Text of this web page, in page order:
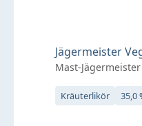
Jägermeister
Mast-Jägermeister
Kräuterlikör 35,0